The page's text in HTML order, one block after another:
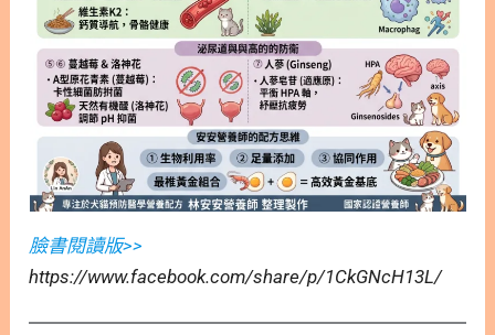
臉書閱讀版>>
https://www.facebook.com/share/p/1CkGNcH13L/